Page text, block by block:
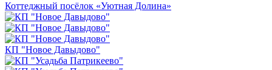
Коттеджный посёлок «Уютная Долина»
КП "Новое Давыдово"